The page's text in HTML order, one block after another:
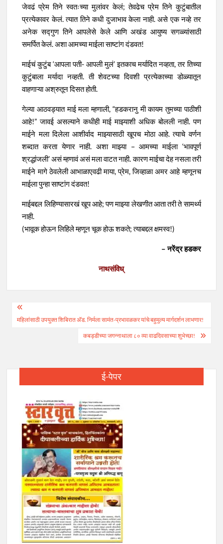
जेवढं प्रेम तिने स्वतःच्या मुलांवर केलं; तेवढेच प्रेम तिने कुटुंबातील
प्रत्येकावर केलं. त्यात तिने कधी दुजाभाव केला नाही. असे एक नव्हे तर
अनेक सद्गुण तिने आपलेसे केले आणि अखंड आयुष्य सगळ्यांसाठी
समर्पित केलं. अशा आमच्या माईला साष्टांग दंडवत!
माईचं कुटुंब ‘आपला पती- आपली मुलं’ इतकाच मर्यादित नव्हता, तर तिच्या
कुटुंबाला मर्यादा नव्हती. ती शेवटच्या दिवशी प्रत्येकाच्या डोळ्यातून
वाहणाऱ्या अश्रुतून दिसत होती.
गेल्या आठवड्यात माई मला म्हणाली, “हडकरानु मी कायम तुमच्या पाठीशी
आहे!” जावई असल्याने कधीही माई माझ्याशी अधिक बोलली नाही. पण
माईने मला दिलेला आशीर्वाद माझ्यासाठी खूपच मोठा आहे. त्याचे वर्णन
शब्दात करता येणार नाही. अशा माझ्या – आमच्या माईला ‘भावपूर्ण
श्रद्धांजली’ असं म्हणावं असं मला वाटत नाही. कारण माईचा देह नसला तरी
माईने मागे ठेवलेली आभाळाएवढी माया, प्रेम, जिव्हाळा अमर आहे म्हणूनच
माईला पुन्हा साष्टांग दंडवत!
माईबद्दल लिहिण्यासारखं खूप आहे; पण माझ्या लेखणीत आता तरी ते सामर्थ्य
नाही.
(भावूक होऊन लिहिले म्हणून चूक होऊ शकते; त्याबद्दल क्षमस्व!)
– नरेंद्र हडकर
नाथसंविध्
Post
navigation
महिलांसाठी उपयुक्त शिबिरात अ‍ॅड. निर्मला सामंत-प्रभावळकर यांचे बहुमुल्य मार्गदर्शन लाभणार!
कबड्डीच्या जगन्नाथाला ८० व्या वाढदिवसाच्या शुभेच्छा!
ई-पेपर